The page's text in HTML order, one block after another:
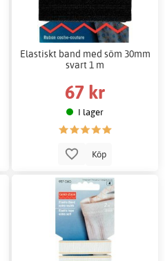
Elastiskt band med söm 30mm
svart 1 m
67 kr
I lager
Köp